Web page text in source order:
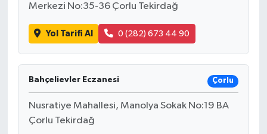
Merkezi No:35-36 Çorlu Tekirdağ
Yol Tarifi Al 0 (282) 673 44 90
Bahçelievler Eczanesi Çorlu
Nusratiye Mahallesi, Manolya Sokak No:19 BA
Çorlu Tekirdağ